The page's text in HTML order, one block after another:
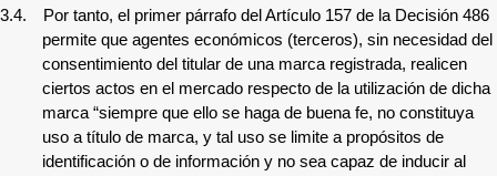
3.4.
Por tanto, el primer párrafo del Artículo 157 de la Decisión 486
permite que agentes económicos (terceros), sin necesidad del
consentimiento del titular de una marca registrada, realicen
ciertos actos en el mercado respecto de la utilización de dicha
marca “siempre que ello se haga de buena fe, no constituya
uso a título de marca, y tal uso se limite a propósitos de
identificación o de información y no sea capaz de inducir al